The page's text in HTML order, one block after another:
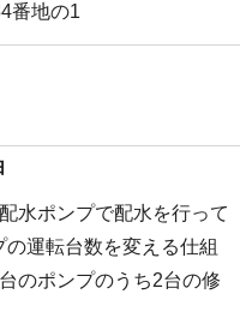
番地の1
水ポンプで配水を行って
運転台数を変える仕組
のポンプのうち2台の修